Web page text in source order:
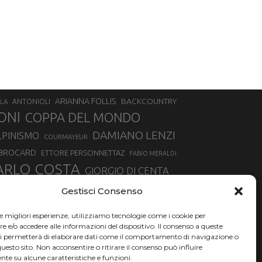
Gestisci Consenso
migliori esperienze, utilizziamo tecnologie come i cookie per
e/o accedere alle informazioni del dispositivo. Il consenso a queste
permetterà di elaborare dati come il comportamento di navigazione o
sito. Non acconsentire o ritirare il consenso può influire
su alcune caratteristiche e funzioni.
ANTONIOLI ARIANNA FOLLIS
BACKCOUNTRY
COPPA DEL MONDO
COURMAYEUR DAMIANO LENZI
ETTORE PERSONNETTAZ FABIO MERALDI
COSTA GIORGIO DI CENTA
LUCA MATTEOTTI MADONNA DI CAMPIGLIO
NAZIONALE DI SCIALPINISMO NORVEGIA
PSL RAFFAELLA TEMPESTA
BERTAGNA SIMONE DEROMEDIS SKIALPDEIPARCHI